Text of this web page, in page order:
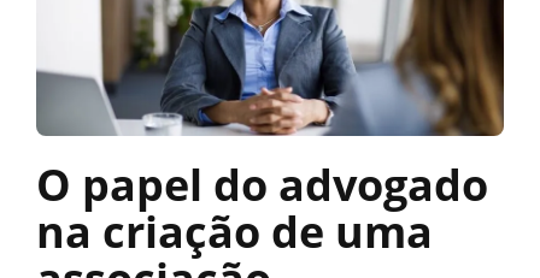
O papel do advogado
na criação de uma